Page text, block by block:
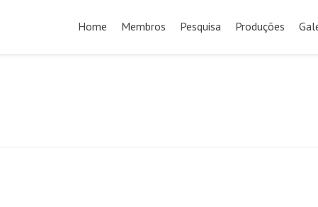
para
Home Membros Pesquisa Produções